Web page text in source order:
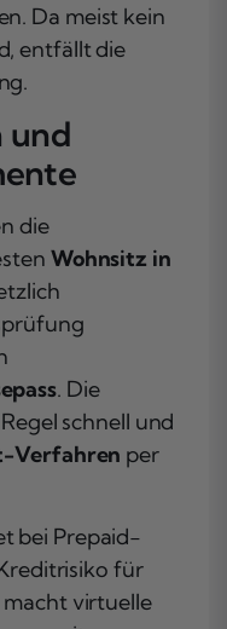
Da meist kein
entfällt die
und
die
Wohnsitz in
. Die
schnell und
Verfahren per
bei Prepaid-
für
virtuelle